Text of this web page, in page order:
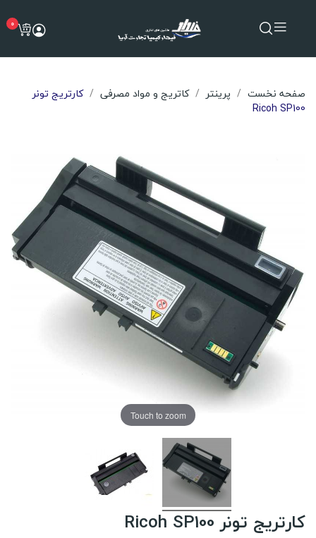
0
صفحه نخست پرینتر کاتریج و مواد مصرفی
کارتریج تونر
Ricoh SP100
Touch to zoom
کارتریج تونر Ricoh SP100